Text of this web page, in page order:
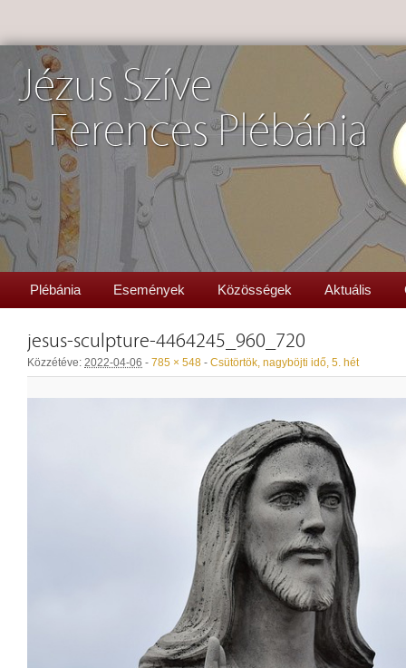
Jézus Szíve
Ferences Plébánia
Plébánia Események Közösségek Aktuális
jesus-sculpture-4464245_960_720
Közzétéve: 2022-04-06 - 785 × 548 - Csütörtök, nagyböjti idő, 5. hét